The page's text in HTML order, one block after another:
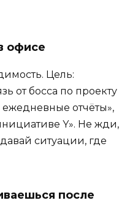
офисе
Цель:
от босса по проекту
ежедневные отчёты»,
Y». Не жди,
ситуации, где
после